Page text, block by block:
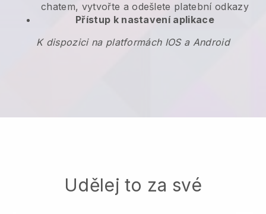
chatem, vytvořte a odešlete platební odkazy
Přístup k nastavení aplikace
K dispozici na platformách IOS a Android
Udělej to za své